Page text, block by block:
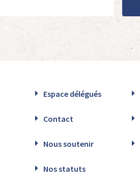
Espace délégués
Contact
Nous soutenir
Nos statuts